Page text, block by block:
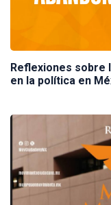
Reflexiones sobre
en la política en